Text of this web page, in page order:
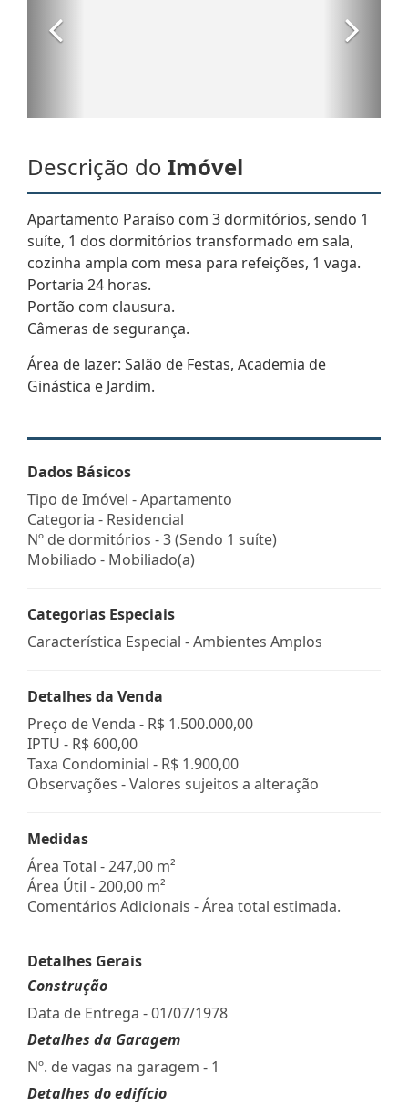
Descrição do Imóvel
Apartamento Paraíso com 3 dormitórios, sendo 1
suíte, 1 dos dormitórios transformado em sala,
cozinha ampla com mesa para refeições, 1 vaga.
Portaria 24 horas.
Portão com clausura.
Câmeras de segurança.
Área de lazer: Salão de Festas, Academia de
Ginástica e Jardim.
Dados Básicos
Tipo de Imóvel - Apartamento
Categoria - Residencial
Nº de dormitórios - 3 (Sendo 1 suíte)
Mobiliado - Mobiliado(a)
Categorias Especiais
Característica Especial - Ambientes Amplos
Detalhes da Venda
Preço de Venda - R$ 1.500.000,00
IPTU - R$ 600,00
Taxa Condominial - R$ 1.900,00
Observações - Valores sujeitos a alteração
Medidas
Área Total - 247,00 m²
Área Útil - 200,00 m²
Comentários Adicionais - Área total estimada.
Detalhes Gerais
Construção
Data de Entrega - 01/07/1978
Detalhes da Garagem
Nº. de vagas na garagem - 1
Detalhes do edifício